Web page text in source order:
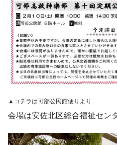
▲コチラは可部公民館便りより
会場は安佐北区総合福祉セン